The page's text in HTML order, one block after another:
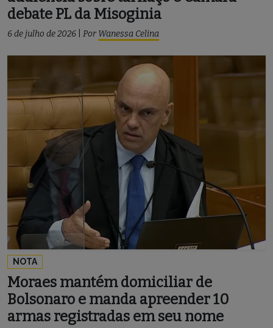
debate PL da Misoginia
6 de julho de 2026 Por Wanessa Celina
NOTA
Moraes mantém domiciliar de
Bolsonaro e manda apreender 10
armas registradas em seu nome